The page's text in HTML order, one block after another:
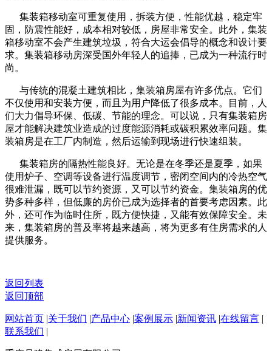
集装箱移动室可重复使用，拆装方便，性能优越，稳定牢
固，防震性能好，成本相对较低，房屋非常安全。此外，集装
箱移动室不会产生建筑垃圾，符合大运会倡导的概念和设计要
求。集装箱移动房深受国外年轻人的追捧，已成为一种流行时
尚。
与传统的混凝土建筑相比，集装箱房屋有许多优点。它们
不仅使用和安装方便，而且为用户降低了很多成本。目前，人
们大力倡导环保、低碳、节能的理念。可以说，只有集装箱房
屋才能解决建筑业造成的过度能源消耗或碳积累效率问题。集
装箱房是在工厂内制造，然后运输到现场进行快速组装。
集装箱房的隔热性能良好。无论是在冬季还是夏季，如果
使用炉子、空调等设备进行温度调节，密闭空间内的冷热空气
很难泄漏，既可以节约资源，又可以节约资金。集装箱房的优
势多种多样，但低廉的房价已成为选择者的首要考虑因素。此
外，还可作为临时住所，既方便快捷，又能有效保障安全。未
来，集装箱房的普及率将越来越高，将为更多有住房需求的人
提供服务。
返回列表
返回顶部
网站首页 |关于我们 |产品中心 |案例展示 |新闻资讯 |在线留言 |
联系我们 |